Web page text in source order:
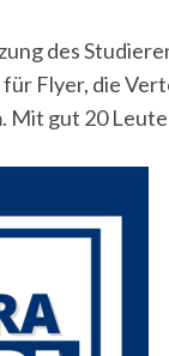
des
Flyer, die
Mit gut 20